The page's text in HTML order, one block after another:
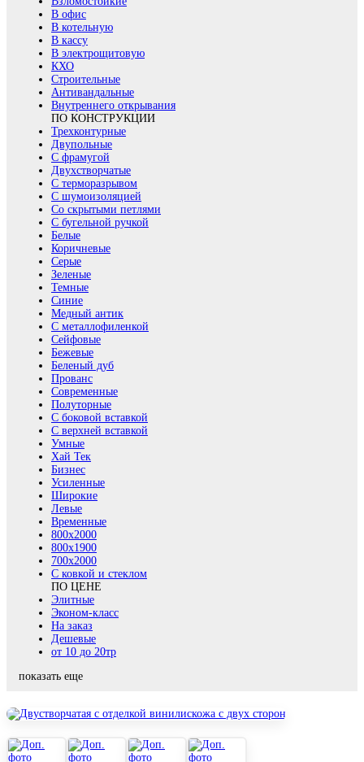
В офис
В котельную
В кассу
В электрощитовую
КХО
Строительные
Антивандальные
Внутреннего открывания
ПО КОНСТРУКЦИИ
Трехконтурные
Двупольные
С фрамугой
Двухстворчатые
С терморазрывом
С шумоизоляцией
Со скрытыми петлями
С бугельной ручкой
Белые
Коричневые
Серые
Зеленые
Темные
Синие
Медный антик
С металлофиленкой
Сейфовые
Бежевые
Беленый дуб
Прованс
Современные
Полуторные
С боковой вставкой
С верхней вставкой
Умные
Хай Тек
Бизнес
Усиленные
Широкие
Левые
Временные
800х2000
800x1900
700x2000
С ковкой и стеклом
ПО ЦЕНЕ
Элитные
Эконом-класс
На заказ
Дешевые
от 10 до 20тр
показать еще